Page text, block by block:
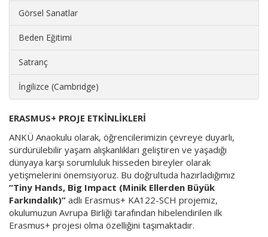
Görsel Sanatlar
Beden Eğitimi
Satranç
İngilizce (Cambridge)
ERASMUS+ PROJE ETKİNLİKLERİ
ANKÜ Anaokulu olarak, öğrencilerimizin çevreye duyarlı,
sürdürülebilir yaşam alışkanlıkları geliştiren ve yaşadığı
dünyaya karşı sorumluluk hisseden bireyler olarak
yetişmelerini önemsiyoruz. Bu doğrultuda hazırladığımız
“Tiny Hands, Big Impact (Minik Ellerden Büyük
Farkındalık)” adlı Erasmus+ KA122-SCH projemiz,
okulumuzun Avrupa Birliği tarafından hibelendirilen ilk
Erasmus+ projesi olma özelliğini taşımaktadır.